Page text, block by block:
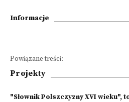
Informacje
Powiązane treści:
Projekty
"Słownik Polszczyzny XVI wieku",